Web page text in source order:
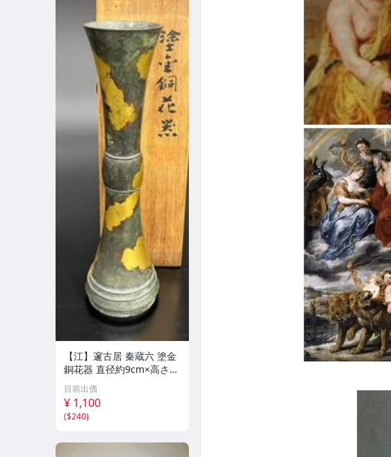
【江】邃古居 秦蔵六 塗金
銅花器 直径約9cm×高さ30
cm 在銘 共箱 古美術品(華
道具花生花瓶花生飾壺)BX
Z2737 LTahkp CTqxaf
目前出價
¥ 1,100
($240)